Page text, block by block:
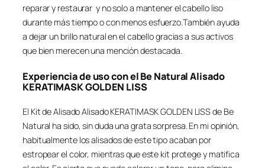
reparar y restaurar y no solo a mantener el cabello liso
durante más tiempo o con menos esfuerzo.También ayuda
a dejar un brillo natural en el cabello gracias a sus activos
que bien merecen una mención destacada.
Experiencia de uso con el Be Natural Alisado
KERATIMASK GOLDEN LISS
El Kit de Alisado Alisado KERATIMASK GOLDEN LISS de Be
Natural ha sido, sin duda una grata sorpresa. En mi opinión,
habitualmente los alisados de este tipo acaban por
estropear el color, mientras que este kit protege y matifica